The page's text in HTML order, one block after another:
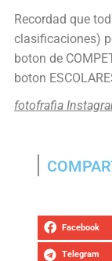
Recordad que
clasificaciones)
boton de
boton
fotofrafia
Facebook
Telegram